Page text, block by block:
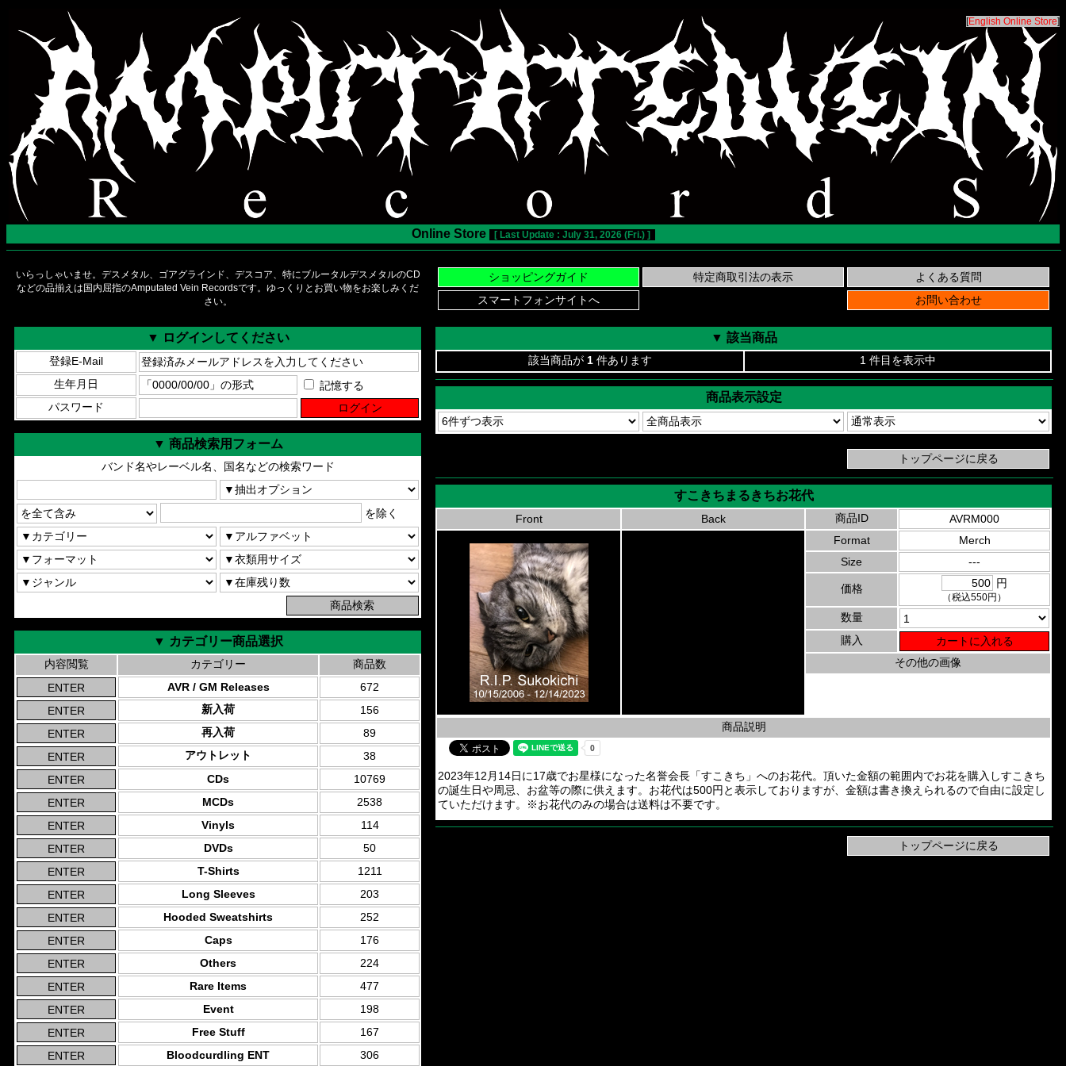
[English Online Store]
Online Store [ Last Update : July 31, 2026 (Fri.) ]
いらっしゃいませ。デスメタル、ゴアグラインド、デスコア、特にブルータルデスメタルのCD
などの品揃えは国内屈指のAmputated Vein Recordsです。ゆっくりとお買い物をお楽しみくだ
さい。
▼ ログインしてください
登録E-Mail
生年月日
記憶する
パスワード
▼ 商品検索用フォーム
バンド名やレーベル名、国名などの検索ワード
を除く
▼ カテゴリー商品選択
内容閲覧 カテゴリー
商品数
AVR / GM Releases
672
新入荷
156
再入荷
89
アウトレット
38
CDs
10769
MCDs
2538
Vinyls
114
DVDs
50
T-Shirts
1211
Long Sleeves
203
Hooded Sweatshirts
252
Caps
176
Others
224
Rare Items
477
Event
198
Free Stuff
167
Bloodcurdling ENT
306
▼ 該当商品
該当商品が 1 件あります 1 件目を表示中
商品表示設定
すこきちまるきちお花代
Front Back 商品ID
AVRM000
Format
Merch
Size
---
価格 円
（税込550円）
数量
購入
その他の画像
商品説明
2023年12月14日に17歳でお星様になった名誉会長「すこきち」へのお花代。頂いた金額の範囲内でお花を購入しすこきち
の誕生日や周忌、お盆等の際に供えます。お花代は500円と表示しておりますが、金額は書き換えられるので自由に設定し
ていただけます。※お花代のみの場合は送料は不要です。